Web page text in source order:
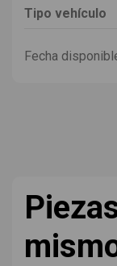
Tipo vehículo
Fecha